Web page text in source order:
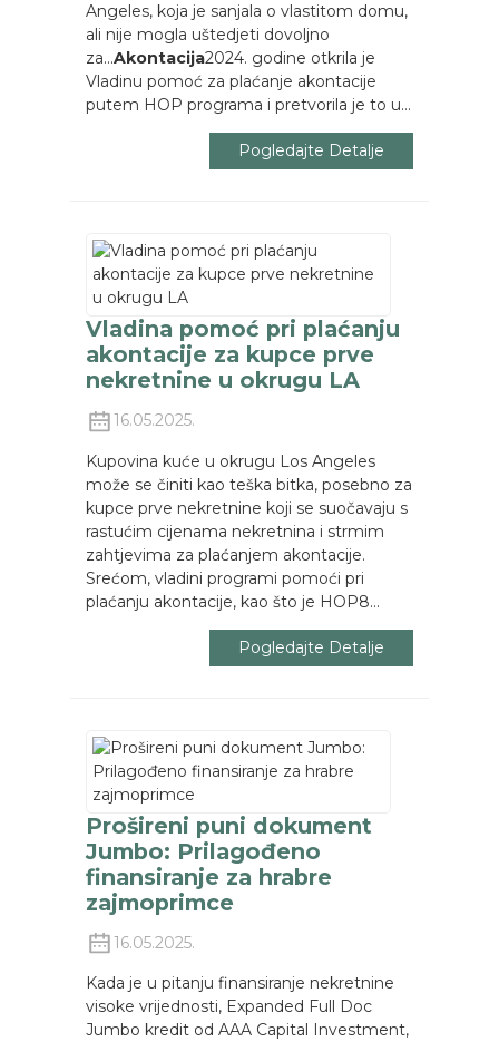
Angeles, koja je sanjala o vlastitom domu,
ali nije mogla uštedjeti dovoljno
za...Akontacija2024. godine otkrila je
Vladinu pomoć za plaćanje akontacije
putem HOP programa i pretvorila je to u...
Pogledajte Detalje
Vladina pomoć pri plaćanju
akontacije za kupce prve
nekretnine u okrugu LA
16.05.2025.
Kupovina kuće u okrugu Los Angeles
može se činiti kao teška bitka, posebno za
kupce prve nekretnine koji se suočavaju s
rastućim cijenama nekretnina i strmim
zahtjevima za plaćanjem akontacije.
Srećom, vladini programi pomoći pri
plaćanju akontacije, kao što je HOP8...
Pogledajte Detalje
Prošireni puni dokument
Jumbo: Prilagođeno
finansiranje za hrabre
zajmoprimce
16.05.2025.
Kada je u pitanju finansiranje nekretnine
visoke vrijednosti, Expanded Full Doc
Jumbo kredit od AAA Capital Investment,